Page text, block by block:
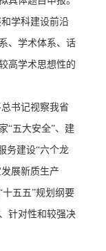
学科建设前沿
、学术体系、话
高学术思想性的
书记视察我省
“五大安全”、建
务建设“六个龙
展新质生产
五五”规划纲要
针对性和较强决